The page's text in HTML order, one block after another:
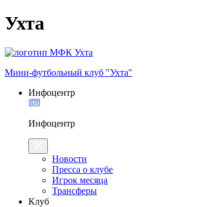
Ухта
Мини-футбольный клуб "Ухта"
Инфоцентр
Инфоцентр
Новости
Пресса о клубе
Игрок месяца
Трансферы
Клуб